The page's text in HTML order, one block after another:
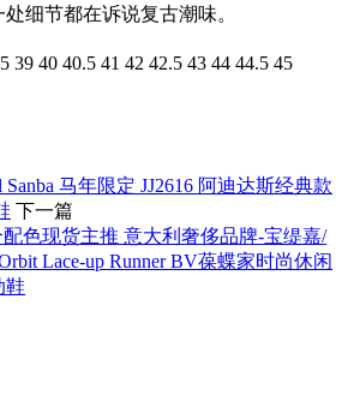
细节都在诉说复古潮味。
39 40 40.5 41 42 42.5 43 44 44.5 45
Sanba 马年限定 JJ2616 阿迪达斯经典款
下一篇
色现货主推 意大利奢侈品牌-宝缇嘉/
Lace-up Runner BV葆蝶家时尚休闲
鞋